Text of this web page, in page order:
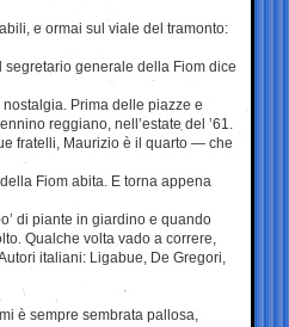
e ormai sul viale del tramonto:
generale della Fiom dice
Prima delle piazze e
reggiano, nell’estate del ’61.
fratelli, Maurizio è il quarto — che
Fiom abita. E torna appena
di piante in giardino e quando
Qualche volta vado a correre,
italiani: Ligabue, De Gregori,
è sempre sembrata pallosa,